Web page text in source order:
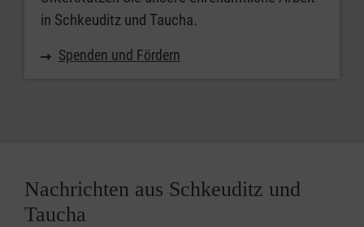
in Schkeuditz und Taucha.
Spenden und Fördern
Nachrichten aus Schkeuditz und
Taucha